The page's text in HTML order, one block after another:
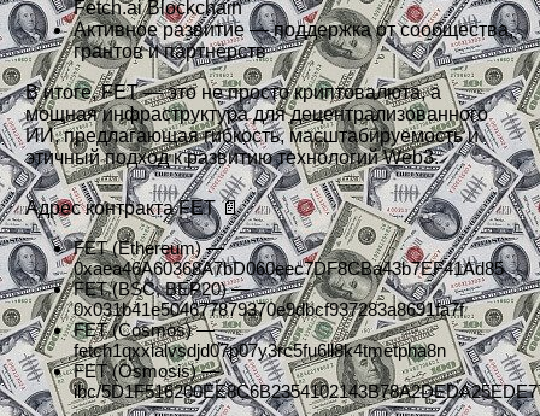
Fetch.ai Blockchain
Активное развитие — поддержка от сообщества,
грантов и партнёрств
В итоге, FET — это не просто криптовалюта, а
мощная инфраструктура для децентрализованного
ИИ, предлагающая гибкость, масштабируемость и
этичный подход к развитию технологий Web3.
Адрес контракта FET 📄
FET (Ethereum) —
0xaea46A60368A7bD060eec7DF8CBa43b7EF41Ad85
FET (BSC, BEP20) —
0x031b41e504677879370e9dbcf937283a8691fa7f
FET (Cosmos) —
fetch1qxxlalvsdjd07p07y3rc5fu6ll8k4tmetpha8n
FET (Osmosis) —
ibc/